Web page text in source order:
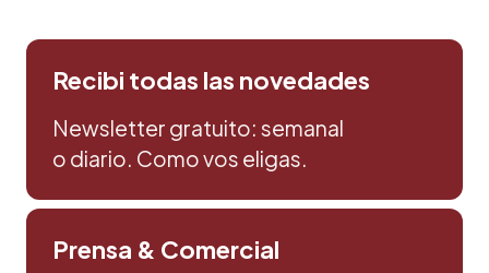
Recibi todas las novedades
Newsletter gratuito: semanal
o diario. Como vos eligas.
Prensa & Comercial